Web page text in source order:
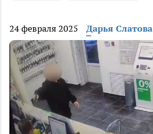
24 февраля 2025 Дарья Слатова